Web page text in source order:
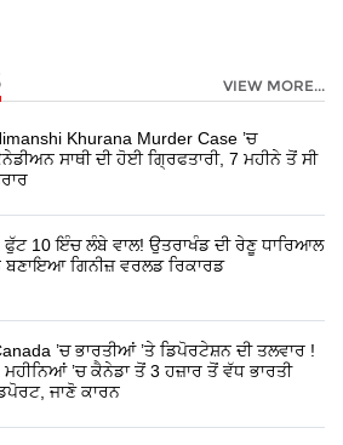
VIEW MORE...
Khurana Murder Case ’ਚ
ਸਾਥੀ ਦੀ ਹੋਈ ਗ੍ਰਿਫਤਾਰੀ, 7 ਮਹੀਨੇ ਤੋਂ ਸੀ
ਫੁੱਟ 10 ਇੰਚ ਲੰਬੇ ਵਾਲ! ਉਤਰਾਖੰਡ ਦੀ ਰੇਣੂ ਧਾਰਿਆਲ
ਬਣਾਇਆ ਗਿਨੀਜ਼ ਵਰਲਡ ਰਿਕਾਰਡ
’ਚ ਭਾਰਤੀਆਂ ’ਤੇ ਡਿਪੋਰਟੇਸ਼ਨ ਦੀ ਤਲਵਾਰ !
ਮਹੀਨਿਆਂ ’ਚ ਕੈਨੇਡਾ ਤੋਂ 3 ਹਜ਼ਾਰ ਤੋਂ ਵੱਧ ਭਾਰਤੀ
ਜਾਣੋ ਕਾਰਨ